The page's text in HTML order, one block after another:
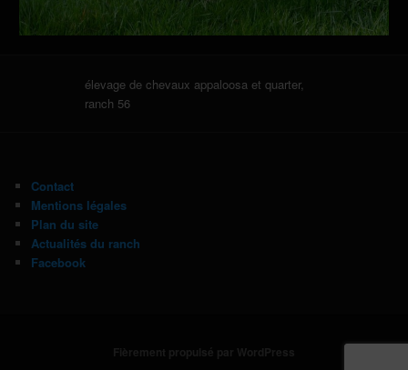
élevage de chevaux appaloosa et quarter,
ranch 56
Contact
Mentions légales
Plan du site
Actualités du ranch
Facebook
Fièrement propulsé par WordPress